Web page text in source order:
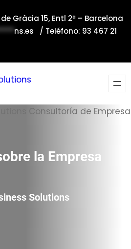
Gràcia 15, Entl 2ª – Barcelona
ns.es / Teléfono: 93 467 21
la Empresa
Solutions